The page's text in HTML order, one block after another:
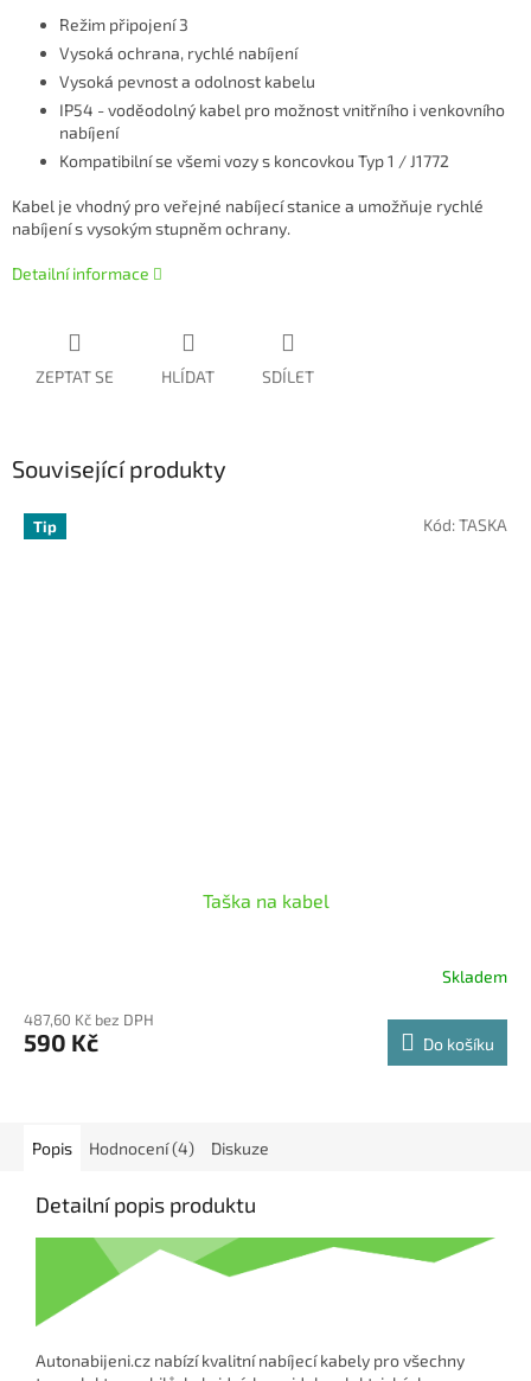
Režim připojení 3
Vysoká ochrana, rychlé nabíjení
Vysoká pevnost a odolnost kabelu
IP54 - voděodolný kabel pro možnost vnitřního i venkovního
nabíjení
Kompatibilní se všemi vozy s koncovkou Typ 1 / J1772
Kabel je vhodný pro veřejné nabíjecístanice a umožňuje rychlé
nabíjenís vysokým stupněmochrany.
Detailní informace
ZEPTAT SE HLÍDAT SDÍLET
Související produkty
Tip
Taška na kabel
produktu
je
Skladem
487,60 Kč bez DPH
590 Kč Do košíku
Kód:TASKA
Popis Hodnocení (4) Diskuze
Detailní popis produktu
Autonabijeni.cz nabízí kvalitní nabíjecí kabely pro všechny